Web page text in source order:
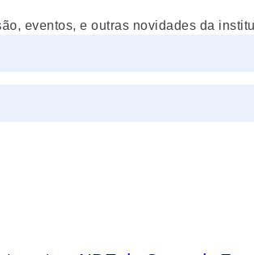
eventos, e outras novidades da